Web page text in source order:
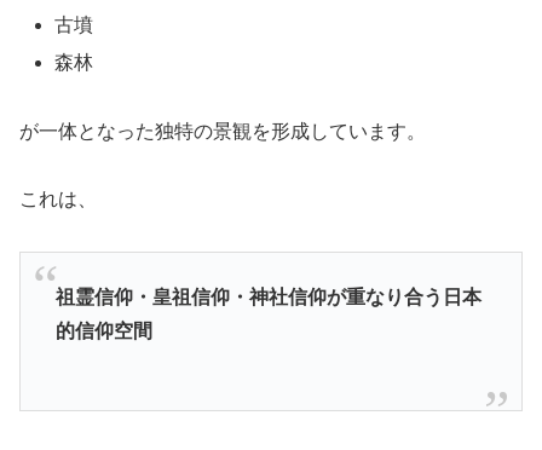
古墳
森林
が一体となった独特の景観を形成しています。
これは、
祖霊信仰・皇祖信仰・神社信仰が重なり合う日本
的信仰空間